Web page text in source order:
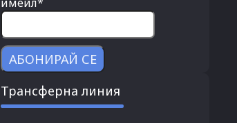
Трансферна линия